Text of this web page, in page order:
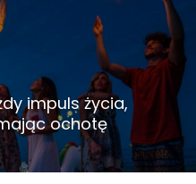
impuls życia,
ochotę